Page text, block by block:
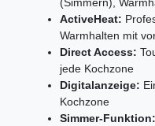
ActiveHeat:
Warmhalten mit
Direct Access:
jede Kochzone
Digitalanzeige:
Kochzone
Simmer-Funktion: